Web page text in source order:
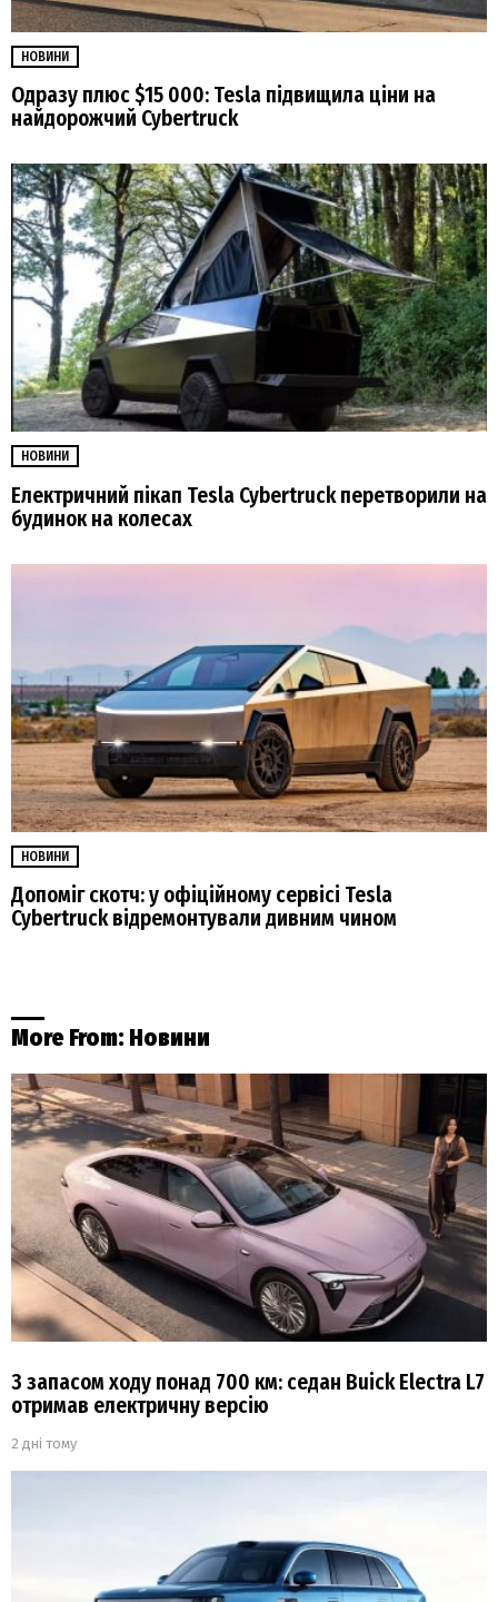
НОВИНИ
Одразу плюс $15 000: Tesla підвищила ціни на
найдорожчий Cybertruck
НОВИНИ
Електричний пікап Tesla Cybertruck перетворили на
будинок на колесах
НОВИНИ
Допоміг скотч: у офіційному сервісі Tesla
Cybertruck відремонтували дивним чином
More From: Новини
З запасом ходу понад 700 км: седан Buick Electra L7
отримав електричну версію
2 дні тому